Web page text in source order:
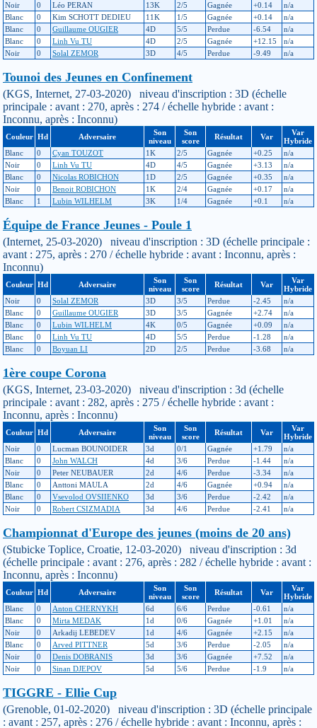
Noir
0 Léo PERAN 13K 2/5 Gagnée +0.14
n/a
Blanc
0 Kim SCHOTT DEDIEU 11K 1/5 Gagnée +0.14
n/a
Blanc
0 Guillaume OUGIER 4D 5/5 Perdue -6.54
n/a
Blanc
0 Linh Vu TU 4D 2/5 Gagnée +12.15
n/a
Noir
0 Solal ZEMOR 3D 4/5 Perdue -9.49 n/a
Tounoi des Jeunes en Confinement
(KGS, Internet, 27-03-2020) niveau d'inscription : 3D (échelle
principale : avant : 270, après : 274 / échelle hybride : avant :
Inconnu, après : Inconnu)
Couleur Hd Adversaire
Son
niveau
Son
score
Résultat Var
Var
Hybride
Blanc
0 Cyan TOUZOT 1K 2/5 Gagnée +0.25
n/a
Noir
0 Linh Vu TU 4D 4/5 Gagnée +3.13
n/a
Blanc
0 Nicolas ROBICHON 1D 2/5 Gagnée +0.35
n/a
Noir
0 Benoit ROBICHON 1K 2/4 Gagnée +0.17
n/a
Blanc
1 Lubin WILHELM 3K 1/4 Gagnée +0.1 n/a
Équipe de France Jeunes - Poule 1
(Internet, 25-03-2020) niveau d'inscription : 3D (échelle principale :
avant : 275, après : 270 / échelle hybride : avant : Inconnu, après :
Inconnu)
Couleur Hd Adversaire
Son
niveau
Son
score
Résultat Var
Var
Hybride
Noir
0 Solal ZEMOR 3D 3/5 Perdue -2.45
n/a
Blanc
0 Guillaume OUGIER 3D 3/5 Gagnée +2.74
n/a
Blanc
0 Lubin WILHELM 4K 0/5 Gagnée +0.09
n/a
Blanc
0 Linh Vu TU 4D 5/5 Perdue -1.28
n/a
Blanc
0 Boyuan LI 2D 2/5 Perdue -3.68 n/a
1ère coupe Corona
(KGS, Internet, 23-03-2020) niveau d'inscription : 3d (échelle
principale : avant : 282, après : 275 / échelle hybride : avant :
Inconnu, après : Inconnu)
Couleur Hd Adversaire
Son
niveau
Son
score
Résultat Var
Var
Hybride
Noir
0 Lucman BOUNOIDER 3d 0/1 Gagnée +1.79
n/a
Blanc
0 John WALCH 4d 3/6 Perdue -1.44
n/a
Noir
0 Peter NEUBAUER 2d 4/6 Perdue -3.34
n/a
Blanc
0 Anttoni MAULA 2d 4/6 Gagnée +0.94
n/a
Blanc
0 Vsevolod OVSIIENKO 3d 3/6 Perdue -2.42
n/a
Noir
0 Robert CSIZMADIA 3d 4/6 Perdue -2.41 n/a
Championnat d'Europe des jeunes (moins de 20 ans)
(Stubicke Toplice, Croatie, 12-03-2020) niveau d'inscription : 3d
(échelle principale : avant : 276, après : 282 / échelle hybride : avant :
Inconnu, après : Inconnu)
Couleur Hd Adversaire
Son
niveau
Son
score
Résultat Var
Var
Hybride
Blanc
0 Anton CHERNYKH 6d 6/6 Perdue -0.61
n/a
Blanc
0 Mirta MEDAK 1d 0/6 Gagnée +1.01
n/a
Noir
0 Arkadij LEBEDEV 1d 4/6 Gagnée +2.15
n/a
Blanc
0 Arved PITTNER 5d 3/6 Perdue -2.05
n/a
Noir
0 Denis DOBRANIS 3d 3/6 Gagnée +7.52
n/a
Noir
0 Sinan DJEPOV 5d 5/6 Perdue -1.9 n/a
TIGGRE - Ellie Cup
(Grenoble, 01-02-2020) niveau d'inscription : 3D (échelle principale
: avant : 257, après : 276 / échelle hybride : avant : Inconnu, après :